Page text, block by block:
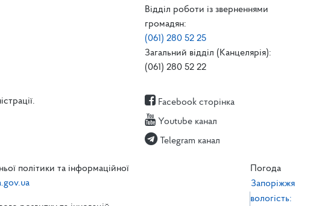
Відділ роботи із зверненнями
громадян:
(061) 280 52 25
Загальний відділ (Канцелярія):
(061) 280 52 22
Facebook сторінка
Youtube канал
Telegram канал
політики та інформаційної
Погода
Запоріжжя
вологість: